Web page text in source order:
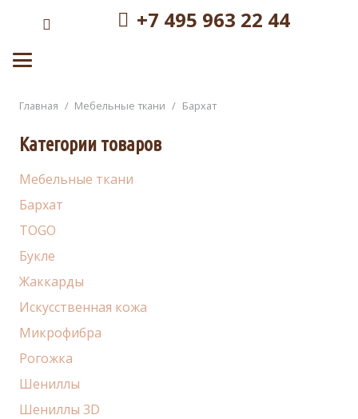
+7 495 963 22 44
Главная / Мебельные ткани / Бархат
Категории товаров
Мебельные ткани
Бархат
TOGO
Букле
Жаккарды
Искусственная кожа
Микрофибра
Рогожка
Шениллы
Шениллы 3D